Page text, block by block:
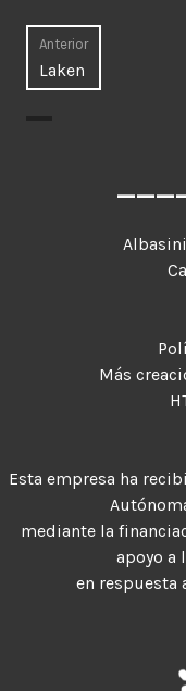
de
Anterior
Entrada
anterior:
Laken
Más
Esta empresa ha
mediante la
apoyo a
en respuesta